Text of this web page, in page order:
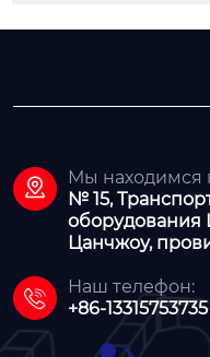

Мы находимся
№ 15,
оборудования
Цанчжоу,

Наш телефон:
+86-13315753735